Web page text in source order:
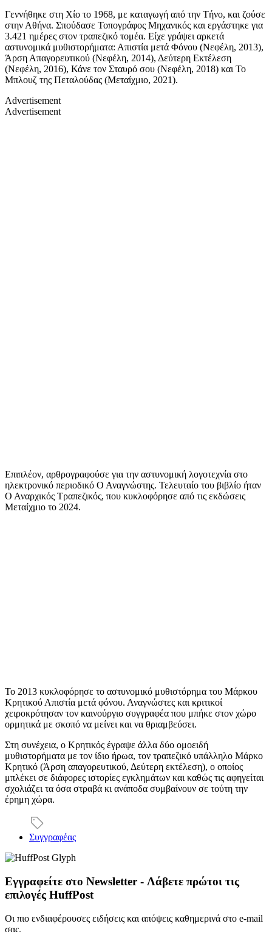
Γεννήθηκε στη Χίο το 1968, με καταγωγή από την Τήνο, και ζούσε
στην Αθήνα. Σπούδασε Τοπογράφος Μηχανικός και εργάστηκε για
3.421 ημέρες στον τραπεζικό τομέα. Είχε γράψει αρκετά
αστυνομικά μυθιστορήματα: Απιστία μετά Φόνου (Νεφέλη, 2013),
Άρση Απαγορευτικού (Νεφέλη, 2014), Δεύτερη Εκτέλεση
(Νεφέλη, 2016), Κάνε τον Σταυρό σου (Νεφέλη, 2018) και Το
Μπλουζ της Πεταλούδας (Μεταίχμιο, 2021).
Advertisement
Advertisement
Επιπλέον, αρθρογραφούσε για την αστυνομική λογοτεχνία στο
ηλεκτρονικό περιοδικό Ο Αναγνώστης. Τελευταίο του βιβλίο ήταν
Ο Αναρχικός Τραπεζικός, που κυκλοφόρησε από τις εκδώσεις
Μεταίχμιο το 2024.
Το 2013 κυκλοφόρησε το αστυνομικό μυθιστόρημα του Μάρκου
Κρητικού Απιστία μετά φόνου. Αναγνώστες και κριτικοί
χειροκρότησαν τον καινούργιο συγγραφέα που μπήκε στον χώρο
ορμητικά με σκοπό να μείνει και να θριαμβεύσει.
Στη συνέχεια, ο Κρητικός έγραψε άλλα δύο ομοειδή
μυθιστορήματα με τον ίδιο ήρωα, τον τραπεζικό υπάλληλο Μάρκο
Κρητικό (Άρση απαγορευτικού, Δεύτερη εκτέλεση), ο οποίος
μπλέκει σε διάφορες ιστορίες εγκλημάτων και καθώς τις αφηγείται
σχολιάζει τα όσα στραβά κι ανάποδα συμβαίνουν σε τούτη την
έρημη χώρα.
Συγγραφέας
Εγγραφείτε στο Newsletter - Λάβετε πρώτοι τις
επιλογές HuffPost
Οι πιο ενδιαφέρουσες ειδήσεις και απόψεις καθημερινά στο e-mail
σας.